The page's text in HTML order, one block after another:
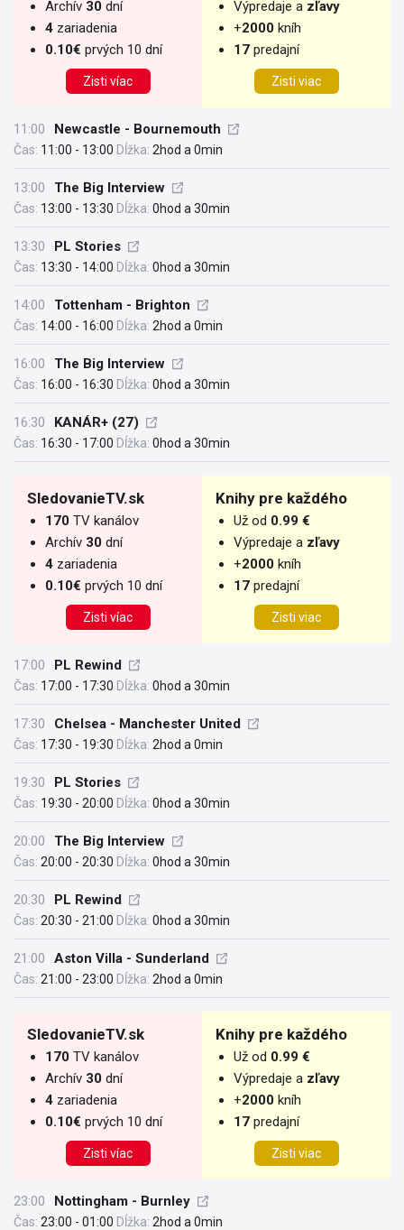
Archív 30 dní
4 zariadenia
0.10€ prvých 10 dní
Zisti víac
Výpredaje a zľavy
+2000 kníh
17 predajní
Zisti viac
11:00 Newcastle - Bournemouth
Čas: 11:00 - 13:00 Dĺžka: 2hod a 0min
13:00 The Big Interview
Čas: 13:00 - 13:30 Dĺžka: 0hod a 30min
13:30 PL Stories
Čas: 13:30 - 14:00 Dĺžka: 0hod a 30min
14:00 Tottenham - Brighton
Čas: 14:00 - 16:00 Dĺžka: 2hod a 0min
16:00 The Big Interview
Čas: 16:00 - 16:30 Dĺžka: 0hod a 30min
16:30 KANÁR+ (27)
Čas: 16:30 - 17:00 Dĺžka: 0hod a 30min
SledovanieTV.sk
170 TV kanálov
Archív 30 dní
4 zariadenia
0.10€ prvých 10 dní
Zisti víac
Knihy pre každého
Už od 0.99 €
Výpredaje a zľavy
+2000 kníh
17 predajní
Zisti viac
17:00 PL Rewind
Čas: 17:00 - 17:30 Dĺžka: 0hod a 30min
17:30 Chelsea - Manchester United
Čas: 17:30 - 19:30 Dĺžka: 2hod a 0min
19:30 PL Stories
Čas: 19:30 - 20:00 Dĺžka: 0hod a 30min
20:00 The Big Interview
Čas: 20:00 - 20:30 Dĺžka: 0hod a 30min
20:30 PL Rewind
Čas: 20:30 - 21:00 Dĺžka: 0hod a 30min
21:00 Aston Villa - Sunderland
Čas: 21:00 - 23:00 Dĺžka: 2hod a 0min
SledovanieTV.sk
170 TV kanálov
Archív 30 dní
4 zariadenia
0.10€ prvých 10 dní
Zisti víac
Knihy pre každého
Už od 0.99 €
Výpredaje a zľavy
+2000 kníh
17 predajní
Zisti viac
23:00 Nottingham - Burnley
Čas: 23:00 - 01:00 Dĺžka: 2hod a 0min